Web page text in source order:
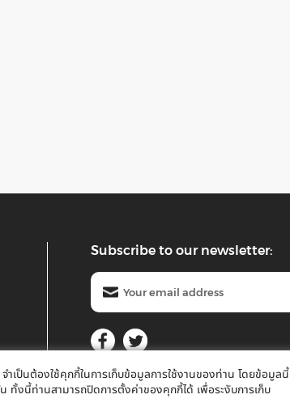
Subscribe to our newsletter:
©2018 common. All rights reserved
ป็นต้องใช้คุกกี้ในการเก็บข้อมูลการใช้งานของท่าน โดยข้อมูลนี้
ทั้งนี้ท่านสามารถปิดการตั้งค่าของคุกกี้ได้ เพื่อระงับการเก็บ